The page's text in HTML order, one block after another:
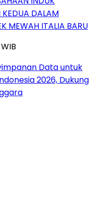
DALAM
MEWAH ITALIA BARU
Data untuk
2026, Dukung